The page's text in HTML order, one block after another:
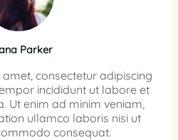
Parker
consectetur adipiscing
incididunt ut labore et
Ut enim ad minim veniam,
ullamco laboris nisi ut
consequat.